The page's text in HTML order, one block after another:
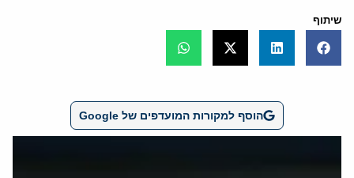
שיתוף
הוסף למקורות המועדפים של Google